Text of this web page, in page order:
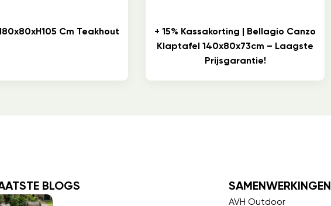
Cm Teakhout
+ 15% Kassakorting | Bellagio Canzo
Klaptafel 140x80x73cm – Laagste
Prijsgarantie!
BLOGS SAMENWERKINGEN
AVH Outdoor